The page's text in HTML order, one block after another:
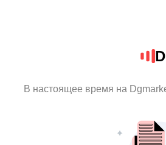
В настоящее время на